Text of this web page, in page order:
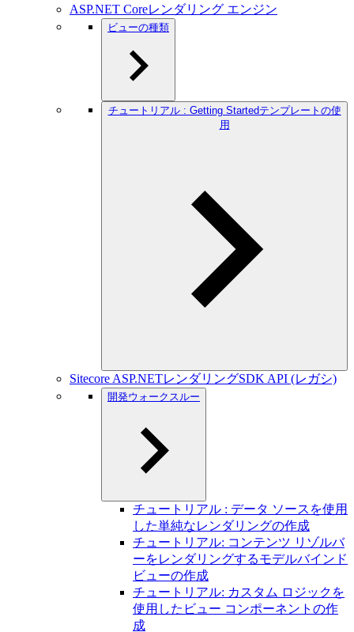
ASP.NET Coreレンダリング エンジン
ビューの種類
チュートリアル : Getting Startedテンプレートの使
用
Sitecore ASP.NETレンダリングSDK API (レガシ)
開発ウォークスルー
チュートリアル : データ ソースを使用
した単純なレンダリングの作成
チュートリアル: コンテンツ リゾルバ
ーをレンダリングするモデルバインド
ビューの作成
チュートリアル: カスタム ロジックを
使用したビュー コンポーネントの作
成